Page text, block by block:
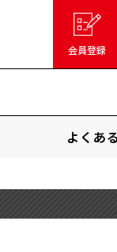
会員登録
よくあ